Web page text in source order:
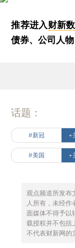
推荐进入财新
债券、公司人
话题：
#新冠 +
#美国 +
观点频道所发布
人所有，未经
面媒体不得予以
载授权并不包括
不代表财新网的